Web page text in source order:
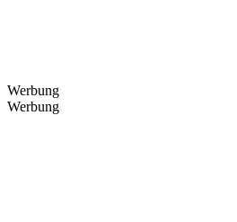
Werbung
Werbung